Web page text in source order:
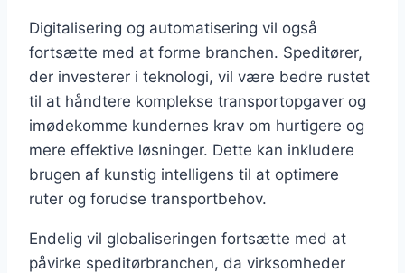
Digitalisering og automatisering vil også
fortsætte med at forme branchen. Speditører,
der investerer i teknologi, vil være bedre rustet
til at håndtere komplekse transportopgaver og
imødekomme kundernes krav om hurtigere og
mere effektive løsninger. Dette kan inkludere
brugen af kunstig intelligens til at optimere
ruter og forudse transportbehov.
Endelig vil globaliseringen fortsætte med at
påvirke speditørbranchen, da virksomheder